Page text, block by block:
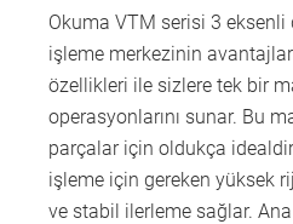
Okuma VTM serisi 3 eksenli
işleme merkezinin
özellikleri ile sizlere tek bir
operasyonlarını sunar. Bu
parçalar için oldukça
işleme için gereken yüksek
ve stabil ilerleme sağlar.